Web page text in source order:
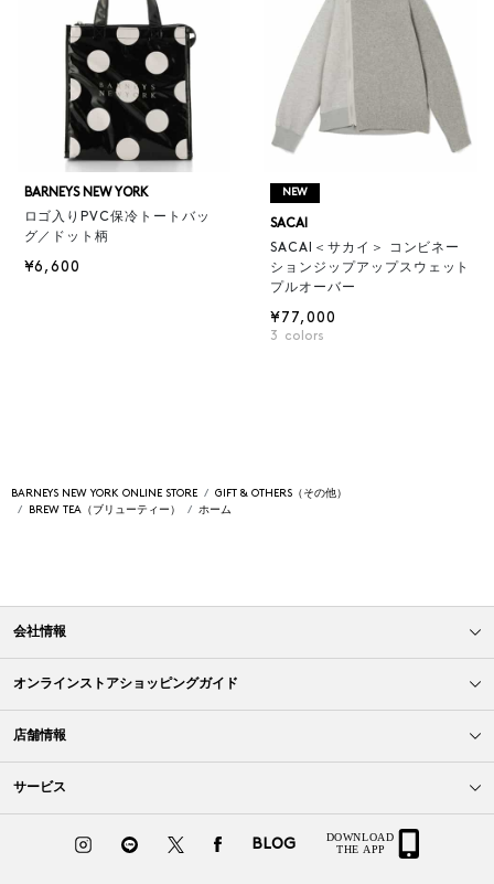
BARNEYS NEW YORK
ロゴ入りPVC保冷トートバッ
グ／ドット柄
¥6,600
NEW
SACAI
SACAI＜サカイ＞ コンビネー
ションジップアップスウェット
プルオーバー
¥77,000
3 colors
BARNEYS NEW YORK ONLINE STORE
GIFT & OTHERS（その他）
BREW TEA（ブリューティー）
ホーム
会社情報
オンラインストアショッピングガイド
店舗情報
サービス
BLOG